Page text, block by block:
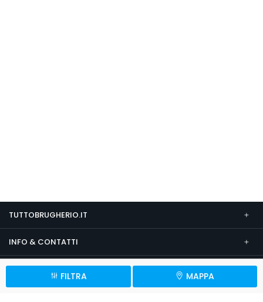
FILTRA MAPPA
TUTTOBRUGHERIO.IT
INFO & CONTATTI
SEGUICI SU